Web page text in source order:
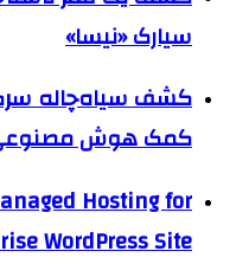
سیارک «نیسا»
کشف سیاه‌چاله
کمک هوش
Hosting for
WordPress Site